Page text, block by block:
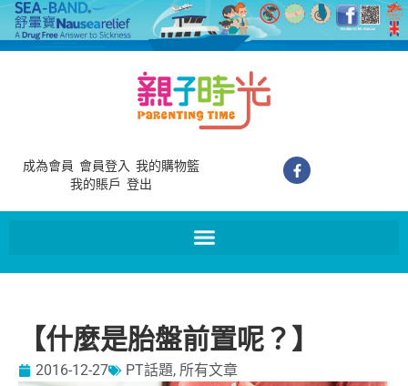
成為會員 會員登入 我的購物籃
我的賬戶 登出
【什麼是胎盤前置呢？】
2016-12-27 PT話題, 所有文章